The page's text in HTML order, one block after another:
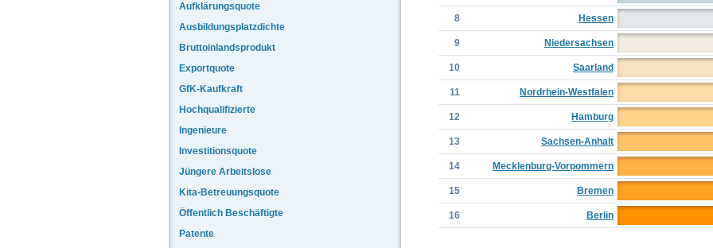
Aufklärungsquote
Ausbildungsplatzdichte
Bruttoinlandsprodukt
Exportquote
GfK-Kaufkraft
Hochqualifizierte
Ingenieure
Investitionsquote
Jüngere Arbeitslose
Kita-Betreuungsquote
Öffentlich Beschäftigte
Patente
8 Hessen
9 Niedersachsen
10 Saarland
11 Nordrhein-Westfalen
12 Hamburg
13 Sachsen-Anhalt
14 Mecklenburg-Vorpommern
15 Bremen
16 Berlin